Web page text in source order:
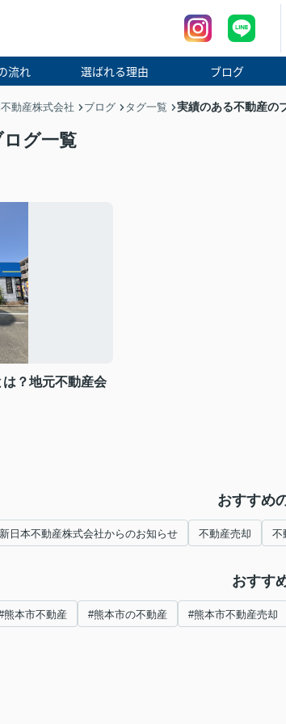
流れ 選ばれる理由 ブログ
動産株式会社 ブログ タグ一覧 実績のある不動産の
グ一覧
？地元不動産会
おすすめ
新日本不動産株式会社からのお知らせ 不動産売却 不
おすす
熊本市不動産 #熊本市の不動産 #熊本市不動産売却